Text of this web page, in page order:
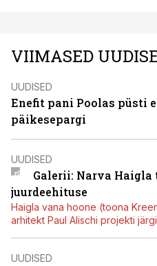
VIIMASED
UUDISED
Enefit pani Poolas püsti
päikesepargi
UUDISED
Galerii: Narva Haigla
juurdeehituse
Haigla vana hoone (toona
arhitekt Paul Alischi projekti
UUDISED